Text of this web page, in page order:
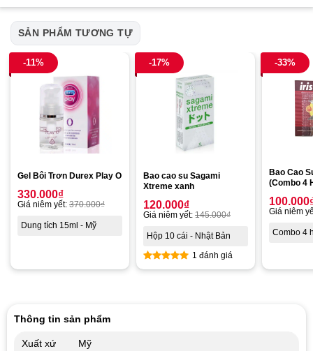
SẢN PHẨM TƯƠNG TỰ
-11%
Gel Bôi Trơn Durex Play O
330.000₫
Giá niêm yết: 370.000₫
Dung tích 15ml - Mỹ
-17%
Bao cao su Sagami
Xtreme xanh
Được xếp
120.000₫
Giá niêm yết: 145.000₫
Hộp 10 cái - Nhật Bản
1 đánh giá
-33%
Bao Cao
(Combo 4
100.000
Giá niêm
Combo 4
Thông tin sản phẩm
Xuất xứ Mỹ